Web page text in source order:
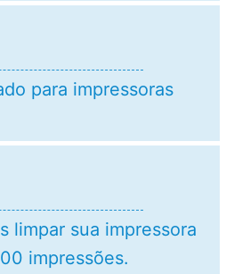
para impressoras
limpar sua impressora
impressões.